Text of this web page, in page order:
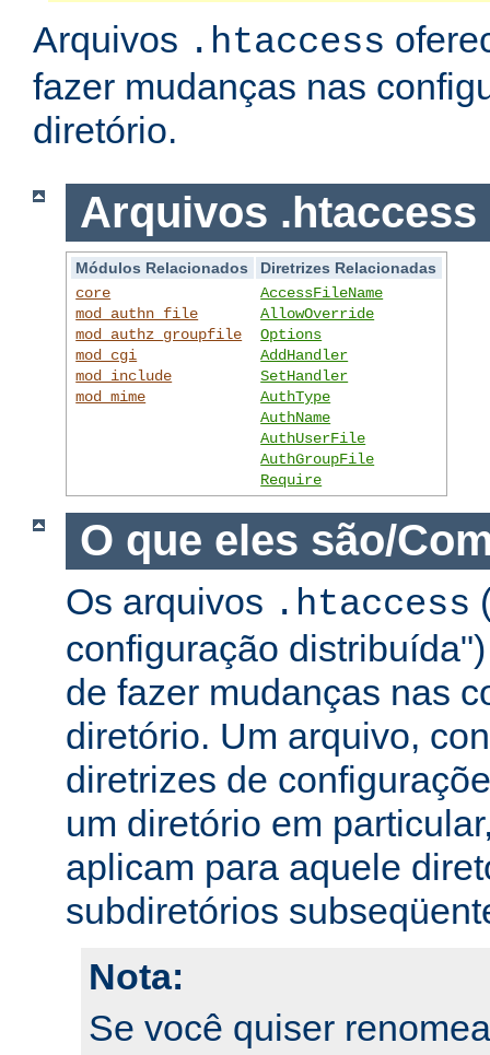
Arquivos .htaccess
fazer mudanças nas
diretório.
Arquivos .htaccess
Módulos Relacionados
Diretrizes Relacionadas
core
mod_authn_file
mod_authz_groupfile
mod_cgi
mod_include
mod_mime
AccessFileName
AllowOverride
Options
AddHandler
SetHandler
AuthType
AuthName
AuthUserFile
AuthGroupFile
Require
O que eles são/
Os arquivos .htaccess
configuração
de fazer mudanças nas
diretório. Um arquivo,
diretrizes de
um diretório em
aplicam para aquele
subdiretórios
Nota:
Se você quiser